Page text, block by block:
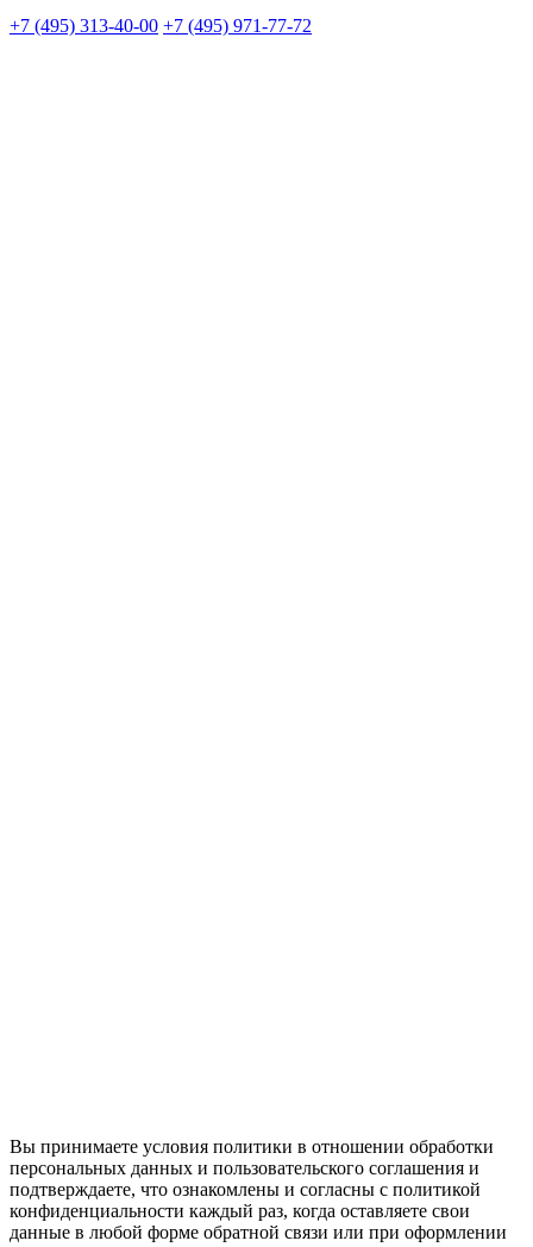
+7 (495) 313-40-00 +7 (495) 971-77-72
Вы принимаете условия политики в отношении обработки
персональных данных и пользовательского соглашения и
подтверждаете, что ознакомлены и согласны с политикой
конфиденциальности каждый раз, когда оставляете свои
данные в любой форме обратной связи или при оформлении